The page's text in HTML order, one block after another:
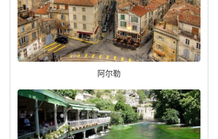
阿尔勒